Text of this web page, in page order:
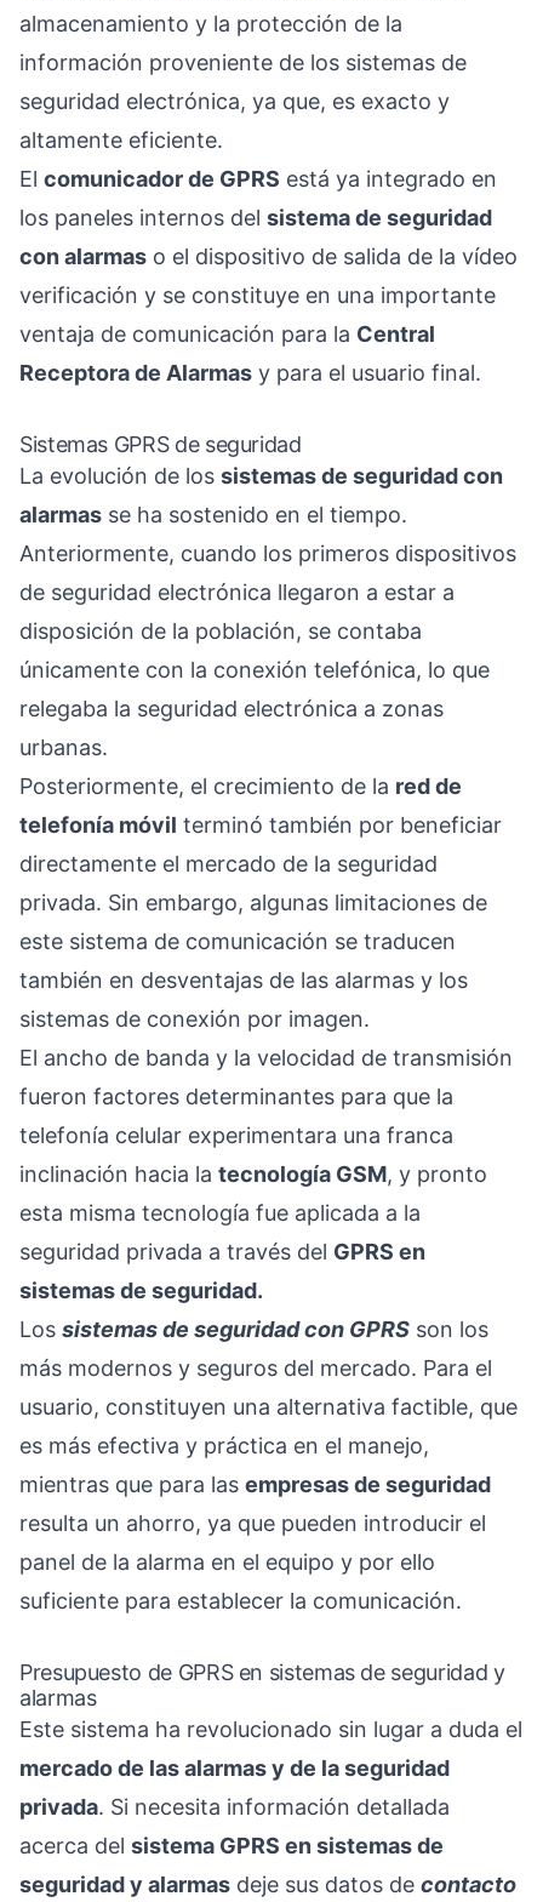
almacenamiento y la protección de la
información proveniente de los sistemas de
seguridad electrónica, ya que, es exacto y
altamente eficiente.
El comunicador de GPRS está ya integrado en
los paneles internos del sistema de seguridad
con alarmas o el dispositivo de salida de la vídeo
verificación y se constituye en una importante
ventaja de comunicación para la Central
Receptora de Alarmas y para el usuario final.
Sistemas GPRS de seguridad
La evolución de los sistemas de seguridad con
alarmas se ha sostenido en el tiempo.
Anteriormente, cuando los primeros dispositivos
de seguridad electrónica llegaron a estar a
disposición de la población, se contaba
únicamente con la conexión telefónica, lo que
relegaba la seguridad electrónica a zonas
urbanas.
Posteriormente, el crecimiento de la red de
telefonía móvil terminó también por beneficiar
directamente el mercado de la seguridad
privada. Sin embargo, algunas limitaciones de
este sistema de comunicación se traducen
también en desventajas de las alarmas y los
sistemas de conexión por imagen.
El ancho de banda y la velocidad de transmisión
fueron factores determinantes para que la
telefonía celular experimentara una franca
inclinación hacia la tecnología GSM, y pronto
esta misma tecnología fue aplicada a la
seguridad privada a través del GPRS en
sistemas de seguridad.
Los sistemas de seguridad con GPRS son los
más modernos y seguros del mercado. Para el
usuario, constituyen una alternativa factible, que
es más efectiva y práctica en el manejo,
mientras que para las empresas de seguridad
resulta un ahorro, ya que pueden introducir el
panel de la alarma en el equipo y por ello
suficiente para establecer la comunicación.
Presupuesto de GPRS en sistemas de seguridad y
alarmas
Este sistema ha revolucionado sin lugar a duda el
mercado de las alarmas y de la seguridad
privada. Si necesita información detallada
acerca del sistema GPRS en sistemas de
seguridad y alarmas deje sus datos de contacto